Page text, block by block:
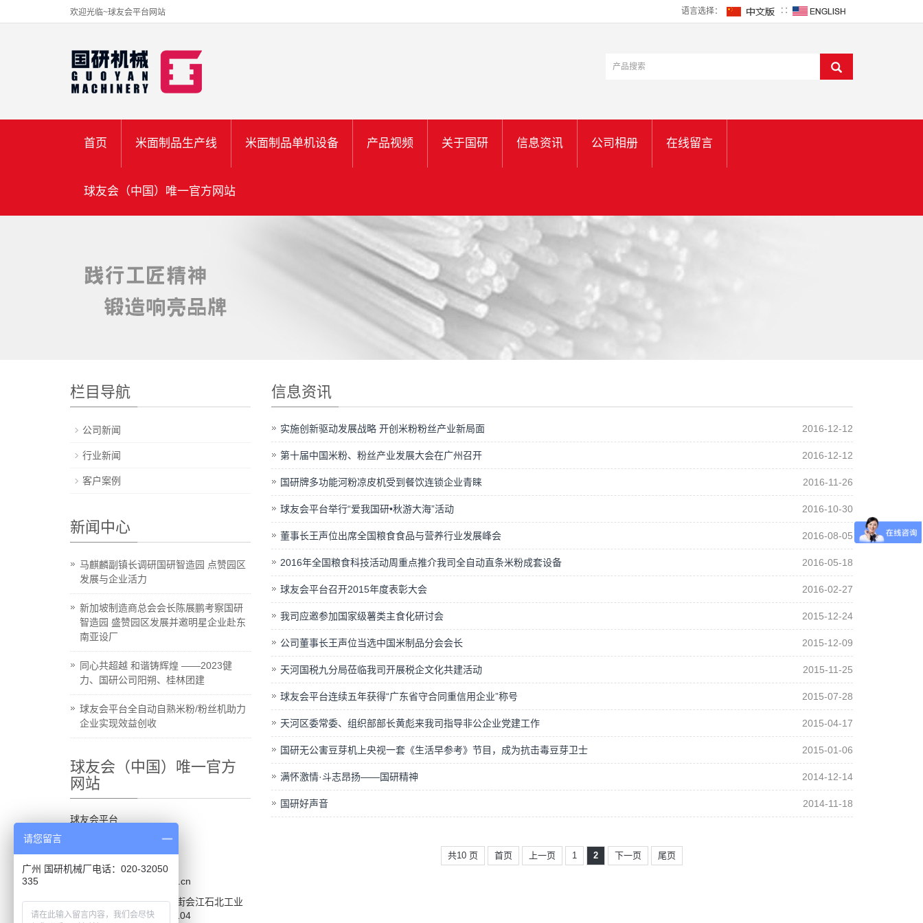
欢迎光临~球友会平台网站 语言选择： ∷
首页 米面制品生产线 米面制品单机设备 产品视频 关于国研 信息资讯 公司相册 在线留言
球友会（中国）唯一官方网站
信息资讯
实施创新驱动发展战略 开创米粉粉丝产业新局面 2016-12-12
第十届中国米粉、粉丝产业发展大会在广州召开 2016-12-12
国研牌多功能河粉凉皮机受到餐饮连锁企业青睐 2016-11-26
球友会平台举行“爱我国研•秋游大海”活动 2016-10-30
董事长王声位出席全国粮食食品与营养行业发展峰会 2016-08-05
2016年全国粮食科技活动周重点推介我司全自动直条米粉成套设备 2016-05-18
球友会平台召开2015年度表彰大会 2016-02-27
我司应邀参加国家级薯类主食化研讨会 2015-12-24
公司董事长王声位当选中国米制品分会会长 2015-12-09
天河国税九分局莅临我司开展税企文化共建活动 2015-11-25
球友会平台连续五年获得“广东省守合同重信用企业”称号 2015-07-28
天河区委常委、组织部部长黄彪来我司指导非公企业党建工作 2015-04-17
国研无公害豆芽机上央视一套《生活早参考》节目，成为抗击毒豆芽卫士 2015-01-06
满怀激情·斗志昂扬——国研精神 2014-12-14
国研好声音 2014-11-18
共10 页 首页 上一页 1 2 下一页 尾页
栏目导航
公司新闻
行业新闻
客户案例
新闻中心
马麒麟副镇长调研国研智造园 点赞园区
发展与企业活力
新加坡制造商总会会长陈展鹏考察国研
智造园 盛赞园区发展并邀明星企业赴东
南亚设厂
同心共超越 和谐铸辉煌 ——2023健
力、国研公司阳朔、桂林团建
球友会平台全自动自熟米粉/粉丝机助力
企业实现效益创收
球友会（中国）唯一官方
网站
球友会平台
邮箱：info@guoyan.com.cn
地址：广州市番禺区大石街会江石北工业
路644号巨大产业园15栋104
请您留言
广州 国研机械厂电话：020-32050
335